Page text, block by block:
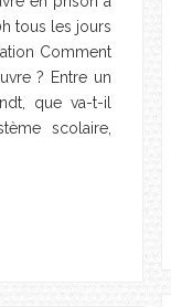
tous les jours
Comment
? Entre un
que va-t-il
scolaire,